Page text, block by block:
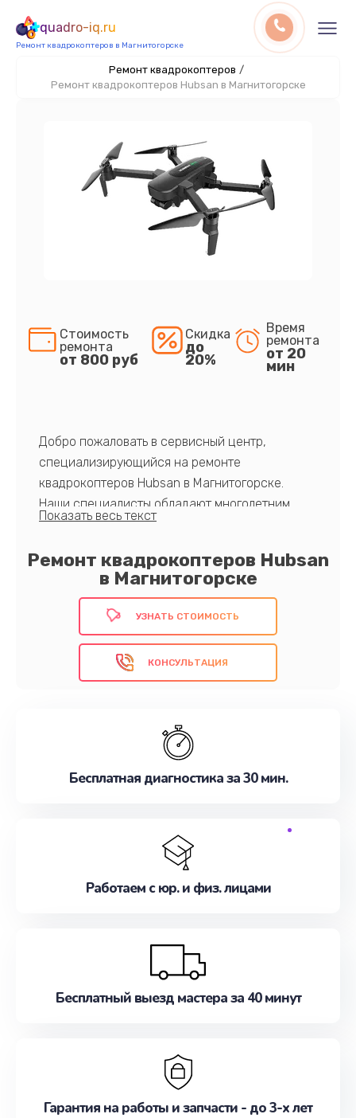
quadro-iq.ru
Ремонт квадрокоптеров в Магнитогорске
Ремонт квадрокоптеров /
Ремонт квадрокоптеров Hubsan в Магнитогорске
Ремонт квадрокоптеров Hubsan
в Магнитогорске
Стоимость
ремонта
от 800 руб
Скидка
до
20%
Время
ремонта
от 20
мин
Добро пожаловать в сервисный центр,
специализирующийся на ремонте
квадрокоптеров Hubsan в Магнитогорске.
Наши специалисты обладают многолетним
опытом в данной области. Среди других
компонентов, быстрый отклик на заявки и
конкурентоспособные цены. Мы ценим
доверие клиентов и стремимся предоставить
Обратитесь к нам прямо сейчас!
УЗНАТЬ СТОИМОСТЬ
КОНСУЛЬТАЦИЯ
Бесплатная диагностика за 30 мин.
Работаем с юр. и физ. лицами
Бесплатный выезд мастера за 40 минут
Гарантия на работы и запчасти - до 3-х лет